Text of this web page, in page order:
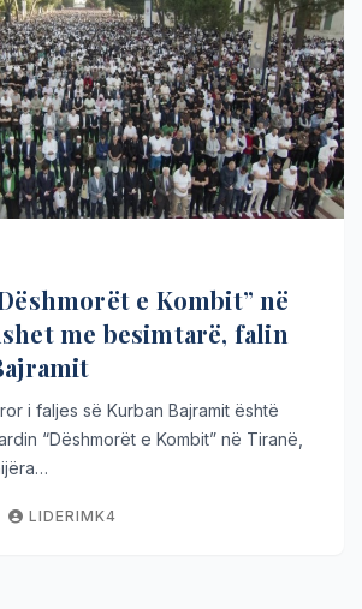
e Kombit” në
me besimtarë, falin
i faljes së Kurban Bajramit është
“Dëshmorët e Kombit” në Tiranë,
LIDERIMK4